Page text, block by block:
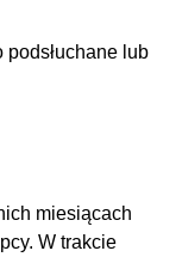
podsłuchane lub
miesiącach
W trakcie